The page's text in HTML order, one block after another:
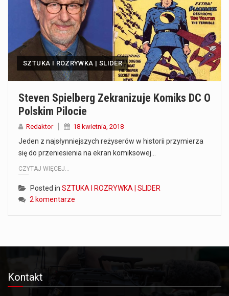
Co to jest cyberbezpieczeństwo w sieci? Cyberbezpieczeństwo w Internecie stanowi istotny element ochrony systemów informacyjnych. Jego zasadniczym celem jest zabezpieczenie przed różnorodnymi cyberzagrożeniami oraz ryzykiem,…
Czym były starożytne igrzyska olimpijskie w Grecji? Starożytne igrzyska olimpijskie odgrywały kluczową rolę w dziejach Grecji. Co cztery lata, w pięknej Olimpii, odbywały się te…
Co to jest globalne ocieplenie? Globalne ocieplenie to proces, który trwa od dłuższego czasu i prowadzi do podnoszenia się średnich temperatur zarówno na naszej planecie,…
SZTUKA I ROZRYWKA | SLIDER
Steven Spielberg Zekranizuje Komiks DC O
Polskim Pilocie
Redaktor 18 kwietnia, 2018
Jeden z najsłynniejszych reżyserów w historii przymierza
się do przeniesienia na ekran komiksowej…
CZYTAJ WIĘCEJ...
Posted in SZTUKA I ROZRYWKA | SLIDER
2 komentarze
Kontakt